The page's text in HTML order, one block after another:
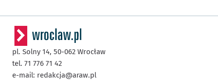
pl. Solny 14, 50-062 Wrocław
tel. 71 776 71 42
e-mail: redakcja@araw.pl